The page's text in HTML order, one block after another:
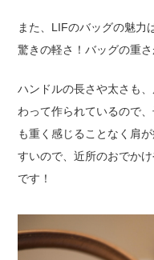
また、LIFのバッグの魅力
驚きの軽さ！バッグの重
ハンドルの長さや太さも
わって作られているので
も重く感じることなく肩
すいので、近所のおでか
です！